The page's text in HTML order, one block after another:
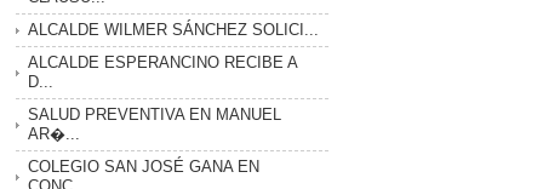
ALCALDE WILMER SÁNCHEZ SOLICI...
ALCALDE ESPERANCINO RECIBE A
D...
SALUD PREVENTIVA EN MANUEL
AR�...
COLEGIO SAN JOSÉ GANA EN